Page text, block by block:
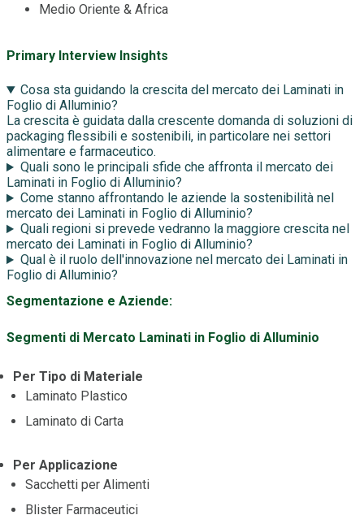
Medio Oriente & Africa
Primary Interview Insights
Cosa sta guidando la crescita del mercato dei Laminati in
Foglio di Alluminio?
La crescita è guidata dalla crescente domanda di soluzioni di
packaging flessibili e sostenibili, in particolare nei settori
alimentare e farmaceutico.
Quali sono le principali sfide che affronta il mercato dei
Laminati in Foglio di Alluminio?
Come stanno affrontando le aziende la sostenibilità nel
mercato dei Laminati in Foglio di Alluminio?
Quali regioni si prevede vedranno la maggiore crescita nel
mercato dei Laminati in Foglio di Alluminio?
Qual è il ruolo dell'innovazione nel mercato dei Laminati in
Foglio di Alluminio?
Segmentazione e Aziende:
Segmenti di Mercato Laminati in Foglio di Alluminio
Per Tipo di Materiale
Laminato Plastico
Laminato di Carta
Per Applicazione
Sacchetti per Alimenti
Blister Farmaceutici